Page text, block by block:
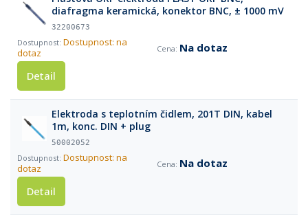
diafragma keramická, konektor BNC, ± 1000 mV
32200673
Dostupnost: na
dotaz
Na dotaz
Detail
Elektroda s teplotním čidlem, 201T DIN, kabel
1m, konc. DIN + plug
50002052
Dostupnost: na
dotaz
Na dotaz
Detail